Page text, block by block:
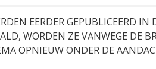
EERDER GEPUBLICEERD IN
WORDEN ZE VANWEGE DE
OPNIEUW ONDER DE